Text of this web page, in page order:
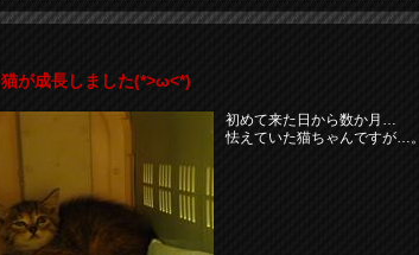
猫が成長しました(*>ω<*)
初めて来た日から数か月…
怯えていた猫ちゃんですが…。